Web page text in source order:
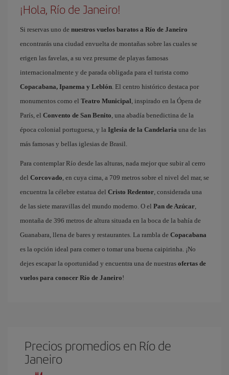
¡Hola, Río de Janeiro!
Si reservas uno de nuestros vuelos baratos a Río de Janeiro
encontrarás una ciudad envuelta de montañas sobre las cuales se
erigen las favelas, a su vez presume de playas famosas
internacionalmente y de parada obligada para el turista como
Copacabana, Ipanema y Leblón. El centro histórico destaca por
monumentos como el Teatro Municipal, inspirado en la Ópera de
París, el Convento de San Benito, una abadía benedictina de la
época colonial portuguesa, y la Iglesia de la Candelaria una de las
más famosas y bellas iglesias de Brasil.
Para contemplar Río desde las alturas, nada mejor que subir al cerro
del Corcovado, en cuya cima, a 709 metros sobre el nivel del mar, se
encuentra la célebre estatua del Cristo Redentor, considerada una
de las siete maravillas del mundo moderno. O el Pan de Azúcar,
montaña de 396 metros de altura situada en la boca de la bahía de
Guanabara, llena de bares y restaurantes. La rambla de Copacabana
es la opción ideal para comer o tomar una buena caipirinha. ¡No
dejes escapar la oportunidad y encuentra una de nuestras ofertas de
vuelos para conocer Río de Janeiro!
Precios promedios en Río de
Janeiro